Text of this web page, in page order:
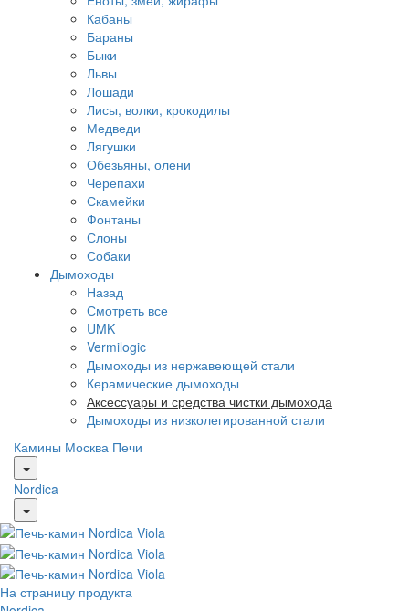
Кабаны
Бараны
Быки
Львы
Лошади
Лисы, волки, крокодилы
Медведи
Лягушки
Обезьяны, олени
Черепахи
Скамейки
Фонтаны
Слоны
Собаки
Дымоходы
Назад
Смотреть все
UMK
Vermilogic
Дымоходы из нержавеющей стали
Керамические дымоходы
Аксессуары и средства чистки дымохода
Дымоходы из низколегированной стали
Камины Москва Печи
Nordica
На страницу продукта